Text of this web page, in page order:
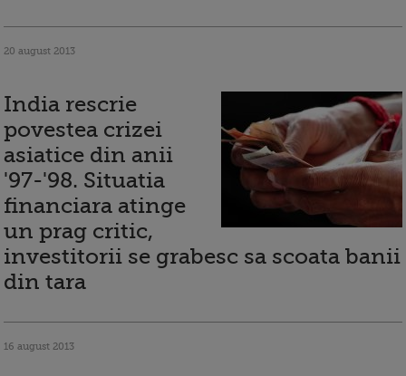
20 august 2013
India rescrie
povestea crizei
asiatice din anii
'97-'98. Situatia
financiara atinge
un prag critic,
investitorii se grabesc sa scoata banii
din tara
16 august 2013